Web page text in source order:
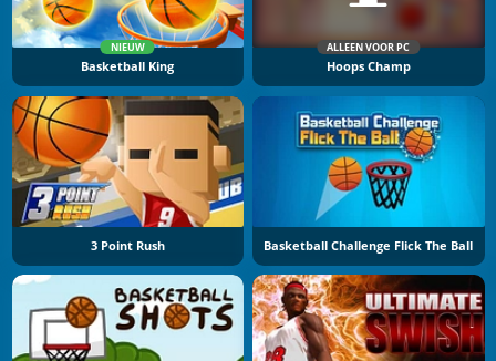
NIEUW
Basketball King
ALLEEN VOOR PC
Hoops Champ
3 Point Rush Basketball Challenge Flick The Ball